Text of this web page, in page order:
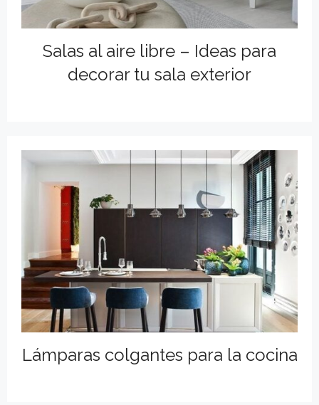
Salas al aire libre – Ideas para
decorar tu sala exterior
Lámparas colgantes para la cocina